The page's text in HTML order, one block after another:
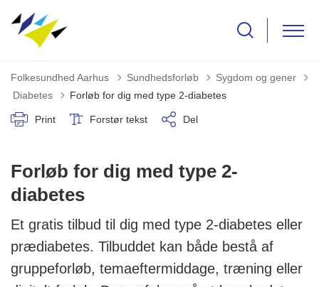
Folkesundhed Aarhus Sundhedsforløb
Sygdom og gener
Tilbage til
Diabetes Forløb for dig med type 2-diabetes
Print Forstør tekst Del
Forløb for dig med type 2-
diabetes
Et gratis tilbud til dig med type 2-diabetes eller
prædiabetes. Tilbuddet kan både bestå af
gruppeforløb, temaeftermiddage, træning eller